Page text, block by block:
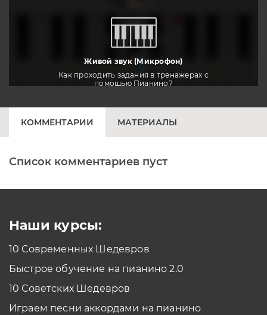
Живой звук (Микрофон)
Как проходить задания в тренажерах с
помощью Пианино?
Печатная клавиатура
Как проходить задания в тренажерах с
помощью Планшета/телефона?
тренировать
КОММЕНТАРИИ МАТЕРИАЛЫ
Список комментариев пуст
Наши курсы:
10 Современных Шедевров
Быстрое обучение на пианино 2.0
10 Советских Шедевров
Играем песни аккордами на пианино